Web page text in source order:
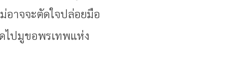
อาจจะตัดใจปล่อยมือ
ไปมูขอพรเทพแห่ง